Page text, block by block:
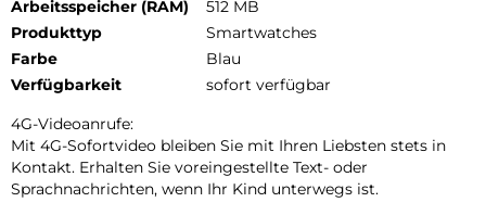
Arbeitsspeicher (RAM)
512 MB
Produkttyp
Smartwatches
Farbe
Blau
Verfügbarkeit
sofort verfügbar
4G-Videoanrufe:
Mit 4G-Sofortvideo bleiben Sie mit Ihren Liebsten stets in
Kontakt. Erhalten Sie voreingestellte Text- oder
Sprachnachrichten, wenn Ihr Kind unterwegs ist.